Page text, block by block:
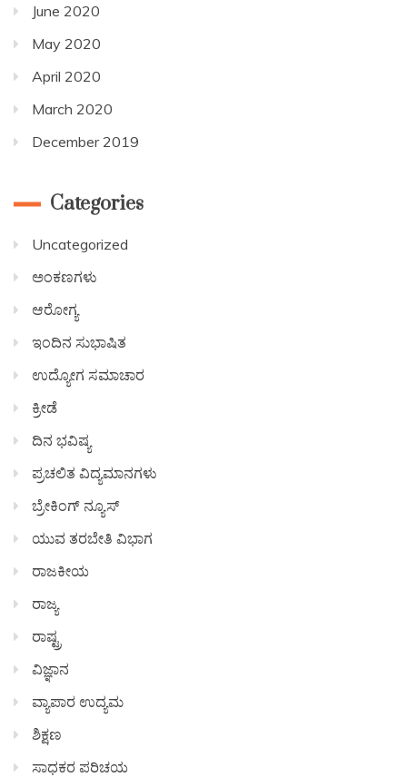
June 2020
May 2020
April 2020
March 2020
December 2019
Categories
Uncategorized
ಅಂಕಣಗಳು
ಆರೋಗ್ಯ
ಇಂದಿನ ಸುಭಾಷಿತ
ಉದ್ಯೋಗ ಸಮಾಚಾರ
ಕ್ರೀಡೆ
ದಿನ ಭವಿಷ್ಯ
ಪ್ರಚಲಿತ ವಿದ್ಯಮಾನಗಳು
ಬ್ರೇಕಿಂಗ್ ನ್ಯೂಸ್
ಯುವ ತರಬೇತಿ ವಿಭಾಗ
ರಾಜಕೀಯ
ರಾಜ್ಯ
ರಾಷ್ಟ್ರ
ವಿಜ್ಞಾನ
ವ್ಯಾಪಾರ ಉದ್ಯಮ
ಶಿಕ್ಷಣ
ಸಾಧಕರ ಪರಿಚಯ